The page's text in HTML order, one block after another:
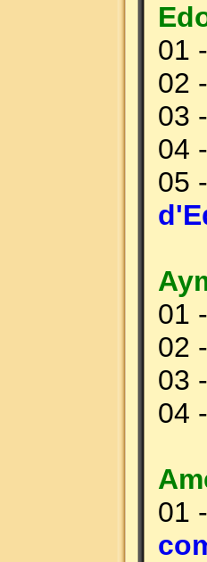
01 -
02 -
03 -
04 -
05 -
01 -
02 -
03 -
04 -
01 -